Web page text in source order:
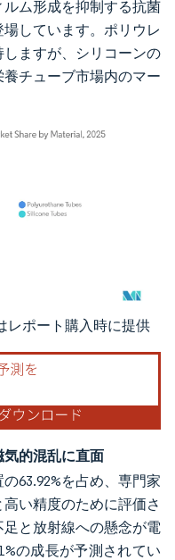
ム形成を抑制する抗菌
しています。ポリウレ
ますが、シリコーンの
チューブ市場内のマー
4.0の表示が必要です。
レポート購入時に提供
的混乱に直面
63.92%を占め、専門家
い精度のために評価さ
と放射線への懸念が電
の成長が予測されてい